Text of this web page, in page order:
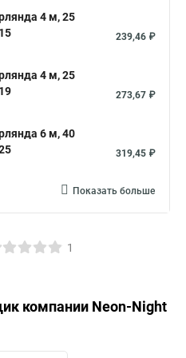
4 м, 25
239,46 ₽
4 м, 25
273,67 ₽
6 м, 40
319,45 ₽
Показать больше
1
компании Neon-Night